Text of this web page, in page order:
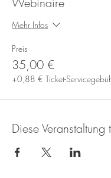
Mehr Infos
Preis
35,00 €
+0,88 € Ticket-
Diese Veranstaltung